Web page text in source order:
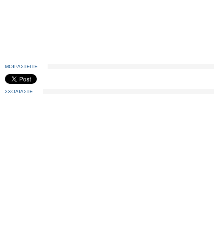
ΜΟΙΡΑΣΤΕΙΤΕ
ΣΧΟΛΙΑΣΤΕ